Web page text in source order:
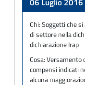
Chi:Soggetti che
di settore nella
dichiarazione Irap
Cosa:Versamento
compensi indicati
alcuna